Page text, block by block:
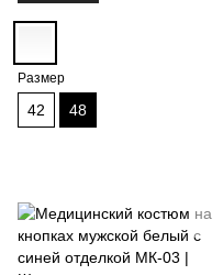
Размер
42 48